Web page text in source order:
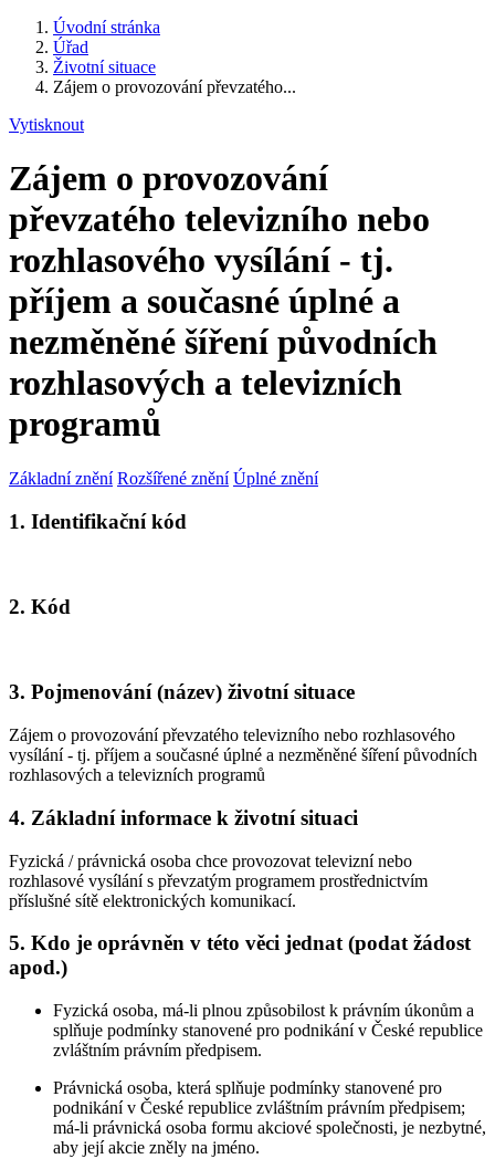
Úvodní stránka
Úřad
Životní situace
Zájem o provozování převzatého...
Vytisknout
Zájem o provozování
převzatého televizního nebo
rozhlasového vysílání - tj.
příjem a současné úplné a
nezměněné šíření původních
rozhlasových a televizních
programů
Základní znění Rozšířené znění Úplné znění
1. Identifikační kód
2. Kód
3. Pojmenování (název) životní situace
Zájem o provozování převzatého televizního nebo rozhlasového
vysílání - tj. příjem a současné úplné a nezměněné šíření původních
rozhlasových a televizních programů
4. Základní informace k životní situaci
Fyzická / právnická osoba chce provozovat televizní nebo
rozhlasové vysílání s převzatým programem prostřednictvím
příslušné sítě elektronických komunikací.
5. Kdo je oprávněn v této věci jednat (podat žádost
apod.)
Fyzická osoba, má-li plnou způsobilost k právním úkonům a
splňuje podmínky stanovené pro podnikání v České republice
zvláštním právním předpisem.
Právnická osoba, která splňuje podmínky stanovené pro
podnikání v České republice zvláštním právním předpisem;
má-li právnická osoba formu akciové společnosti, je nezbytné,
aby její akcie zněly na jméno.